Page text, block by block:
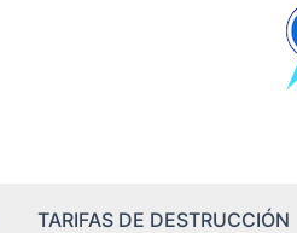
TARIFAS DE DESTRUCCIÓN